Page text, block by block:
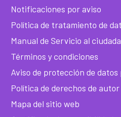
Notificaciones por aviso
Política de tratamiento de
Manual de Servicio al
Términos y condiciones
Aviso de protección de datos
Política de derechos de autor
Mapa del sitio web